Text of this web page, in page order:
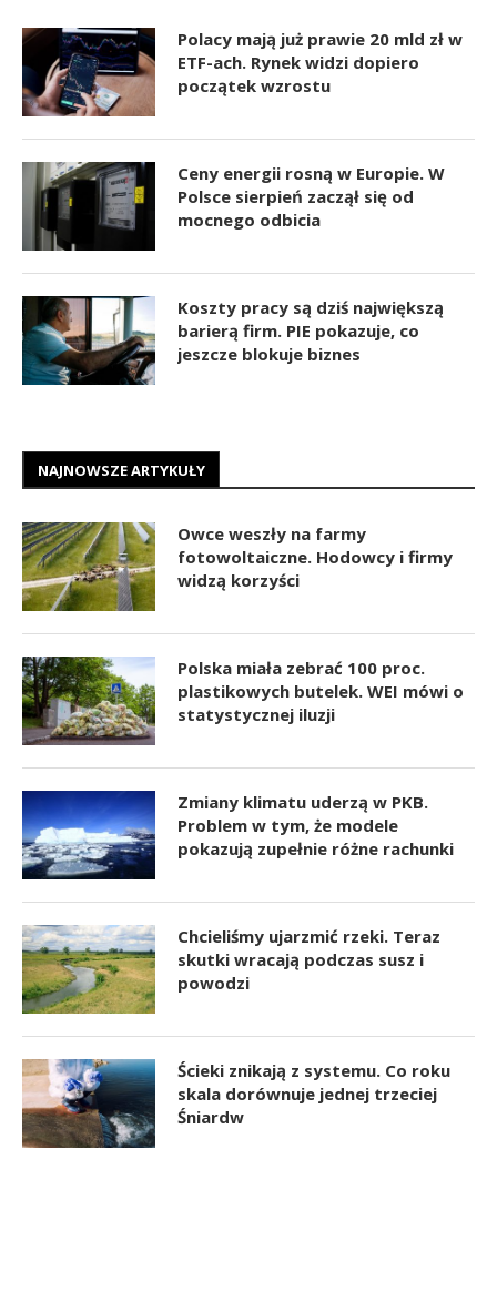
Polacy mają już prawie 20 mld zł w
ETF-ach. Rynek widzi dopiero
początek wzrostu
Ceny energii rosną w Europie. W
Polsce sierpień zaczął się od
mocnego odbicia
Koszty pracy są dziś największą
barierą firm. PIE pokazuje, co
jeszcze blokuje biznes
NAJNOWSZE ARTYKUŁY
Owce weszły na farmy
fotowoltaiczne. Hodowcy i firmy
widzą korzyści
Polska miała zebrać 100 proc.
plastikowych butelek. WEI mówi o
statystycznej iluzji
Zmiany klimatu uderzą w PKB.
Problem w tym, że modele
pokazują zupełnie różne rachunki
Chcieliśmy ujarzmić rzeki. Teraz
skutki wracają podczas susz i
powodzi
Ścieki znikają z systemu. Co roku
skala dorównuje jednej trzeciej
Śniardw